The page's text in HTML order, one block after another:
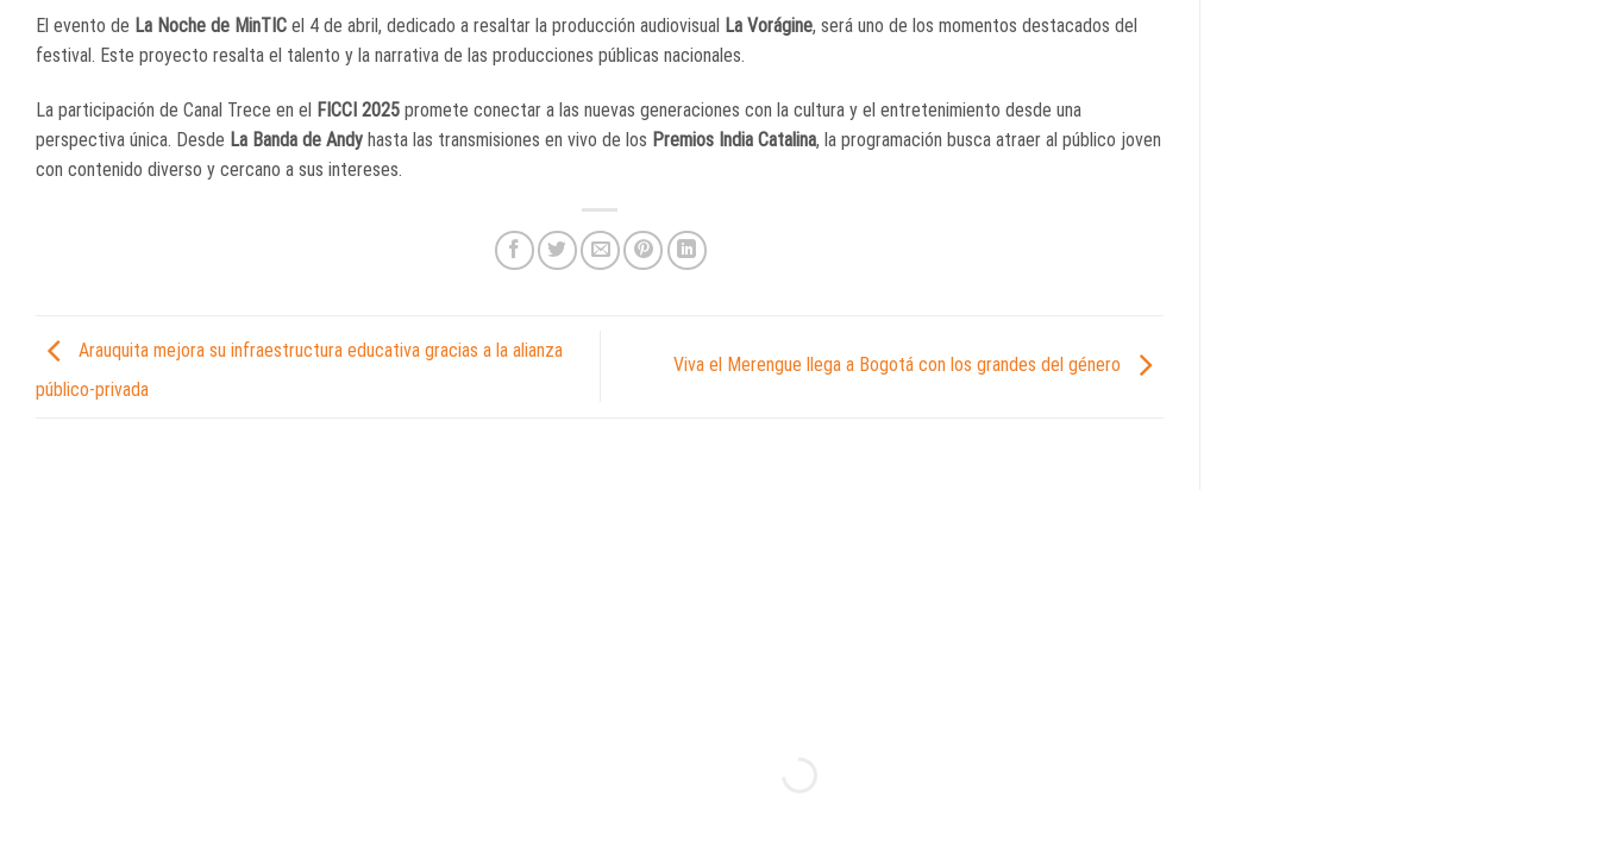
El evento de La Noche de MinTIC el 4 de abril, dedicado a resaltar la producción audiovisual La Vorágine, será uno de los momentos destacados del
festival. Este proyecto resalta el talento y la narrativa de las producciones públicas nacionales.
La participación de Canal Trece en el FICCI 2025 promete conectar a las nuevas generaciones con la cultura y el entretenimiento desde una
perspectiva única. Desde La Banda de Andy hasta las transmisiones en vivo de los Premios India Catalina, la programación busca atraer al público joven
con contenido diverso y cercano a sus intereses.
Arauquita mejora su infraestructura educativa gracias a la alianza
público-privada
Viva el Merengue llega a Bogotá con los grandes del género